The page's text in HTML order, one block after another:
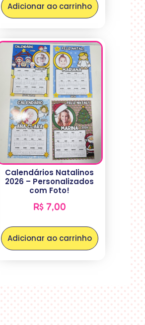
Adicionar ao carrinho
Calendários Natalinos
2026 – Personalizados
com Foto!
R$7,00
Adicionar ao carrinho